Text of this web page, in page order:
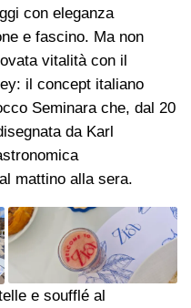
con eleganza
e fascino. Ma non
vitalità con il
il concept italiano
Seminara che, dal 20
da Karl
mattino alla sera.
e soufflé al